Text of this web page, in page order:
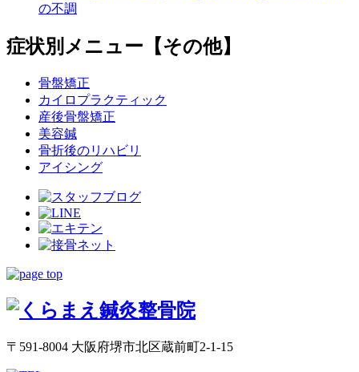
の不調
症状別メニュー【その他】
骨盤矯正
カイロプラクティック
産後骨盤矯正
美容鍼
骨折後のリハビリ
アイシング
〒591-8004 大阪府堺市北区蔵前町2-1-15